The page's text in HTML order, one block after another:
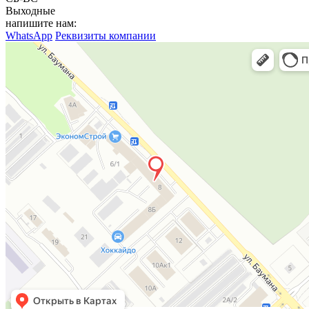
Выходные
напишите нам:
WhatsApp Реквизиты компании